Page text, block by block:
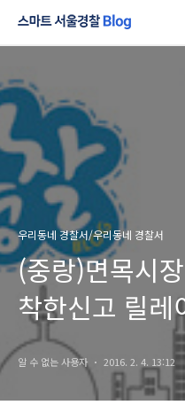
우리동네 경찰서/우리동네 경찰서
(중랑)면목시
착한신고 릴레
알 수 없는 사용자 2016. 2. 4. 13:12